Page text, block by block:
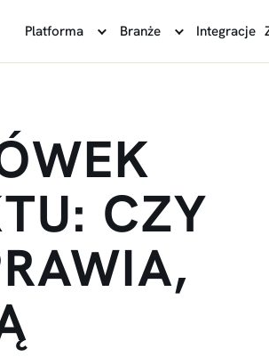
Platforma Branże Integracje
CZY